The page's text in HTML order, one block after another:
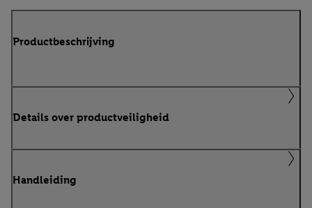
Productbeschrijving
Details over productveiligheid
Handleiding